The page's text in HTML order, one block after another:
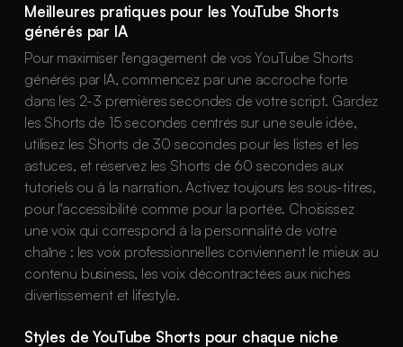
Meilleures pratiques pour les YouTube Shorts
générés par IA
Pour maximiser l'engagement de vos YouTube Shorts
générés par IA, commencez par une accroche forte
dans les 2-3 premières secondes de votre script. Gardez
les Shorts de 15 secondes centrés sur une seule idée,
utilisez les Shorts de 30 secondes pour les listes et les
astuces, et réservez les Shorts de 60 secondes aux
tutoriels ou à la narration. Activez toujours les sous-titres,
pour l'accessibilité comme pour la portée. Choisissez
une voix qui correspond à la personnalité de votre
chaîne : les voix professionnelles conviennent le mieux au
contenu business, les voix décontractées aux niches
divertissement et lifestyle.
Styles de YouTube Shorts pour chaque niche